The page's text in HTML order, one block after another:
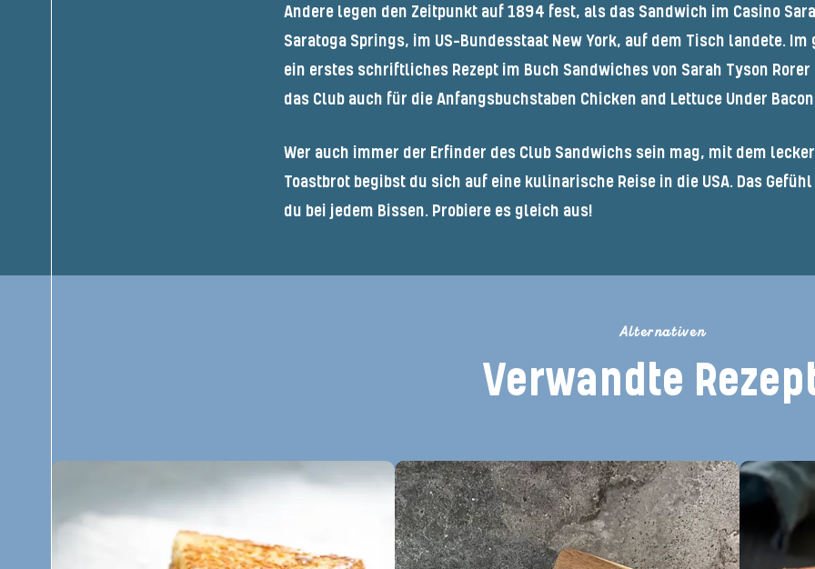
Andere legen den Zeitpunkt auf 1894 fest, als das Sandwich im Casino
Saratoga Springs, im US-Bundesstaat New York, auf dem Tisch landete.
ein erstes schriftliches Rezept im Buch Sandwichesvon Sarah Tyson
das Club auch für die Anfangsbuchstaben Chicken and Lettuce Under
Wer auch immer der Erfinder des Club Sandwichssein mag, mit dem
Toastbrot begibst du sich auf eine kulinarische Reise in die USA. Das
du bei jedem Bissen. Probiere es gleich aus!
Alternativen
Verwandte